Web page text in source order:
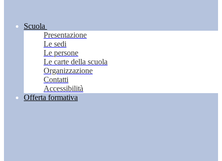
Scuola
Presentazione
Le sedi
Le persone
Le carte della scuola
Organizzazione
Contatti
Accessibilità
Offerta formativa